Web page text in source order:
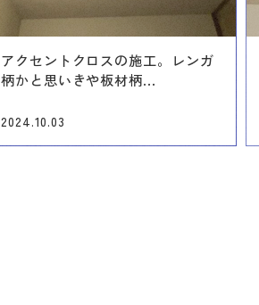
アクセントクロスの施工。レンガ
柄かと思いきや板材柄...
2024.10.03